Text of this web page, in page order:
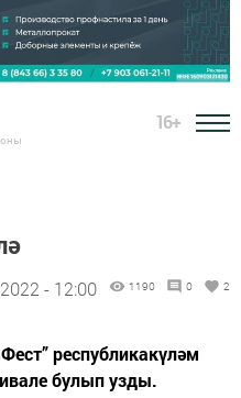
16+
- 12:00 1190 0 2
республикакүләм
булып узды.